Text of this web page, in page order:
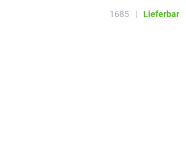
1685 | Lieferbar